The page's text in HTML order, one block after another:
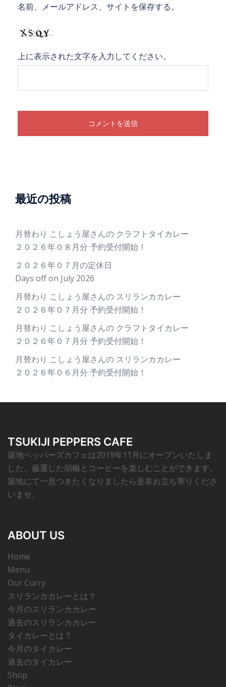
名前、メールアドレス、サイトを保存する。
上に表示された文字を入力してください。
最近の投稿
月替わり こしょう屋さんの クラフトタイカレー
２０２６年０８月分 予約受付開始！
２０２６年０７月の定休日
Days off on July 2026
月替わり こしょう屋さんの スリランカカレー
２０２６年０７月分 予約受付開始！
月替わり こしょう屋さんの クラフトタイカレー
２０２６年０７月分 予約受付開始！
月替わり こしょう屋さんの スリランカカレー
２０２６年０６月分 予約受付開始！
TSUKIJI PEPPERS CAFE
築地ペッパーズカフェは2019年11月にオープンいたしま
した。厳選した胡椒とコーヒーを楽しむことができます。
築地にて一息つきたくなりましたら是非お立ち寄りくださ
いませ。
ABOUT US
Home
Menu
Our Curry
スリランカカレーとは？
今月のスリランカカレー
過去のスリランカカレー
タイカレーとは？
今月のタイカレー
過去のタイカレー
Shop